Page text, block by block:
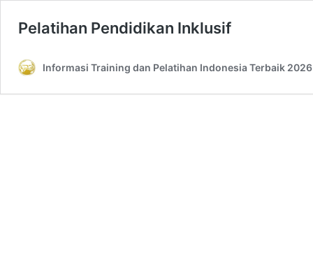
Pelatihan Pendidikan Inklusif
Informasi Training dan Pelatihan Indonesia Terbaik 2026